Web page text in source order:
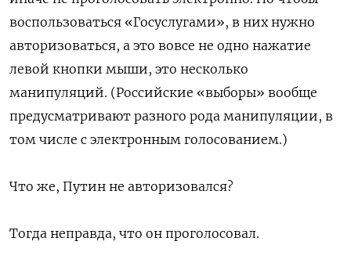
воспользоваться «Госуслугами», в них нужно
авторизоваться, а это вовсе не одно нажатие
левой кнопки мыши, это несколько
манипуляций. (Российские «выборы» вообще
предусматривают разного рода манипуляции, в
том числе с электронным голосованием.)
Что же, Путин не авторизовался?
Тогда неправда, что он проголосовал.